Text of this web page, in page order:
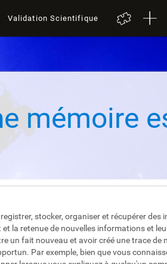
Validation Scientifique
mémoire
stocker, organiser et récupérer
la retenue de nouvelles informations et
un fait nouveau et avoir créé une trace
Par exemple, bien que vous